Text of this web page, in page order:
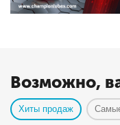
Возможно,
Хиты продаж